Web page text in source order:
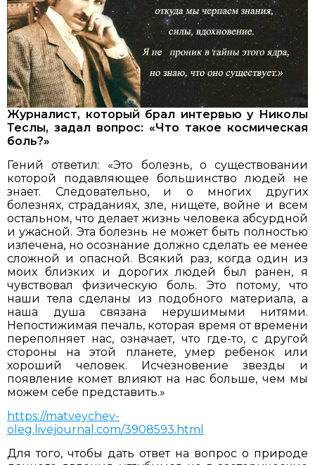
Журналист, который брал интервью у Николы
Теслы, задал вопрос: «Что такое космическая
боль?»
Гений ответил: «Это болезнь, о существовании
которой подавляющее большинство людей не
знает. Следовательно, и о многих других
болезнях, страданиях, зле, нищете, войне и всем
остальном, что делает жизнь человека абсурдной
и ужасной. Эта болезнь не может быть полностью
излечена, но осознание должно сделать ее менее
сложной и опасной. Всякий раз, когда один из
моих близких и дорогих людей был ранен, я
чувствовал физическую боль. Это потому, что
наши тела сделаны из подобного материала, а
наша душа связана нерушимыми нитями.
Непостижимая печаль, которая время от времени
переполняет нас, означает, что где-то, с другой
стороны на этой планете, умер ребенок или
хороший человек. Исчезновение звезды и
появление комет влияют на нас больше, чем мы
можем себе представить.»
https://matveychev-
oleg.livejournal.com/3908593.html
Для того, чтобы дать ответ на вопрос о природе